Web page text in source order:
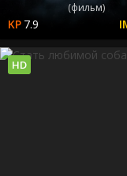
(фильм)
7.9
HD